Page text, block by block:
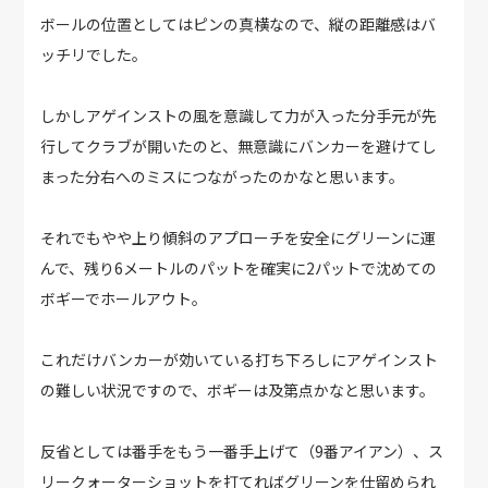
ボールの位置としてはピンの真横なので、縦の距離感はバ
ッチリでした。
しかしアゲインストの風を意識して力が入った分手元が先
行してクラブが開いたのと、無意識にバンカーを避けてし
まった分右へのミスにつながったのかなと思います。
それでもやや上り傾斜のアプローチを安全にグリーンに運
んで、残り6メートルのパットを確実に2パットで沈めての
ボギーでホールアウト。
これだけバンカーが効いている打ち下ろしにアゲインスト
の難しい状況ですので、ボギーは及第点かなと思います。
反省としては番手をもう一番手上げて（9番アイアン）、ス
リークォーターショットを打てればグリーンを仕留められ